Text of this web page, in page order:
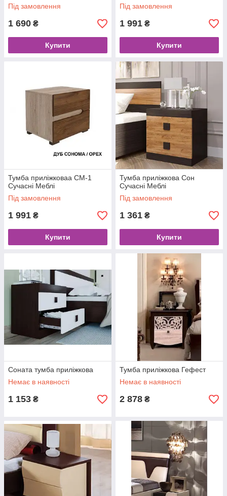
Під замовлення
1 690 ₴
Купити
Під замовлення
1 991 ₴
Купити
Тумба приліжковаа СМ-1
Сучасні Меблі
Під замовлення
1 991 ₴
Купити
Тумба приліжкова Сон
Сучасні Меблі
Під замовлення
1 361 ₴
Купити
Соната тумба приліжкова
Немає в наявності
1 153 ₴
Тумба приліжкова Гефест
Немає в наявності
2 878 ₴